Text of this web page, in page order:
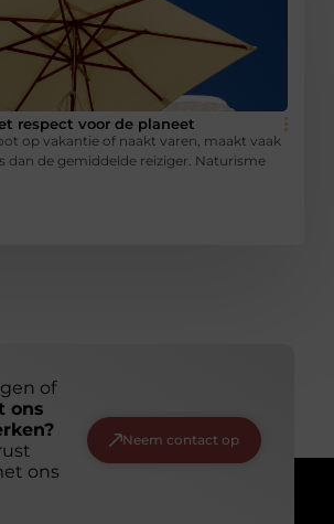
respect voor de planeet
op vakantie of naakt varen, maakt vaak
dan de gemiddelde reiziger. Naturisme
of
ons
ons
Neem contact op